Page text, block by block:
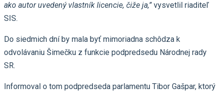
ako autor uvedený vlastník licencie, čiže ja,” vysvetlil riaditeľ
SIS.
Do siedmich dní by mala byť mimoriadna schôdza k
odvolávaniu Šimečku z funkcie podpredsedu Národnej rady
SR.
Informoval o tom podpredseda parlamentu Tibor Gašpar, ktorý